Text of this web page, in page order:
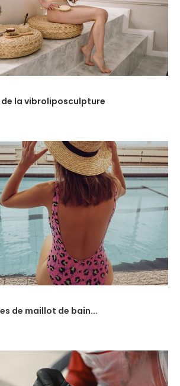
la vibroliposculpture
de maillot de bain...